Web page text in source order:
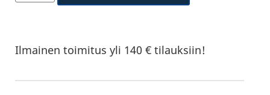
Ilmainen toimitus yli 140 € tilauksiin!